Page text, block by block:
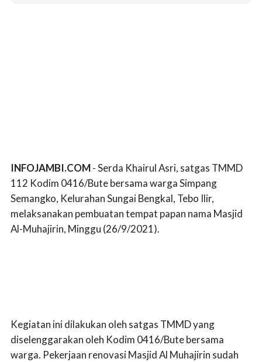
INFOJAMBI.COM- Serda Khairul Asri, satgas TMMD
112 Kodim 0416/Bute bersama warga Simpang
Semangko, Kelurahan Sungai Bengkal, Tebo Ilir,
melaksanakan pembuatan tempat papan nama Masjid
Al-Muhajirin, Minggu (26/9/2021).
Kegiatan ini dilakukan oleh satgas TMMD yang
diselenggarakan oleh Kodim 0416/Bute bersama
warga. Pekerjaan renovasi Masjid Al Muhajirin sudah